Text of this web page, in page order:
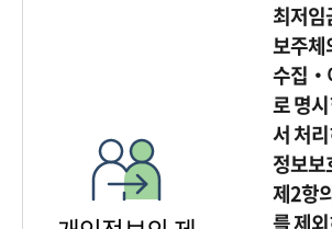
최저
보주체
수집‧
로 명
서 처
정보
제2항